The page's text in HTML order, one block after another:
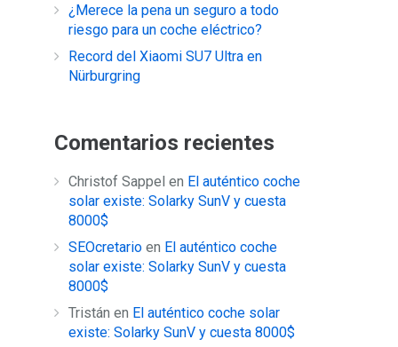
¿Merece la pena un seguro a todo
riesgo para un coche eléctrico?
Record del Xiaomi SU7 Ultra en
Nürburgring
Comentarios recientes
Christof Sappel en El auténtico coche
solar existe: Solarky SunV y cuesta
8000$
SEOcretario en El auténtico coche
solar existe: Solarky SunV y cuesta
8000$
Tristán en El auténtico coche solar
existe: Solarky SunV y cuesta 8000$